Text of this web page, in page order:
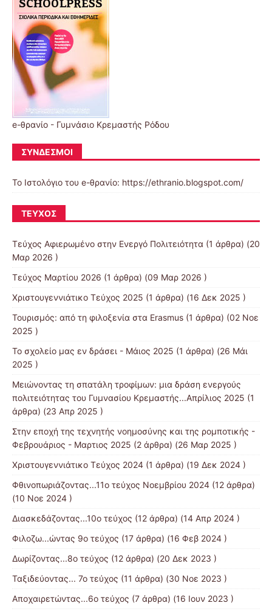
e-θρανίο - Γυμνάσιο Κρεμαστής Ρόδου
ΣΎΝΔΕΣΜΟΙ
Το Ιστολόγιο του e-θρανίο: https://ethranio.blogspot.com/
ΤΕΎΧΟΣ
Τεύχος Αφιερωμένο στην Ενεργό Πολιτειότητα (1 άρθρα) (20
Μαρ 2026 )
Τεύχος Μαρτίου 2026 (1 άρθρα) (09 Μαρ 2026 )
Χριστουγεννιάτικο Τεύχος 2025 (1 άρθρα) (16 Δεκ 2025 )
Τουρισμός: από τη φιλοξενία στα Erasmus (1 άρθρα) (02 Νοε
2025 )
Το σχολείο μας εν δράσει - Μάιος 2025 (1 άρθρα) (26 Μάι
2025 )
Μειώνοντας τη σπατάλη τροφίμων: μια δράση ενεργούς
πολιτειότητας του Γυμνασίου Κρεμαστής...Απρίλιος 2025 (1
άρθρα) (23 Απρ 2025 )
Στην εποχή της τεχνητής νοημοσύνης και της ρομποτικής -
Φεβρουάριος - Μαρτιος 2025 (2 άρθρα) (26 Μαρ 2025 )
Χριστουγεννιάτικο Τεύχος 2024 (1 άρθρα) (19 Δεκ 2024 )
Φθινοπωριάζοντας...11ο τεύχος Νοεμβρίου 2024 (12 άρθρα)
(10 Νοε 2024 )
Διασκεδάζοντας...10ο τεύχος (12 άρθρα) (14 Απρ 2024 )
Φιλοζω...ώντας 9ο τεύχος (17 άρθρα) (16 Φεβ 2024 )
Δωρίζοντας...8ο τεύχος (12 άρθρα) (20 Δεκ 2023 )
Ταξιδεύοντας... 7ο τεύχος (11 άρθρα) (30 Νοε 2023 )
Αποχαιρετώντας...6ο τεύχος (7 άρθρα) (16 Ιουν 2023 )